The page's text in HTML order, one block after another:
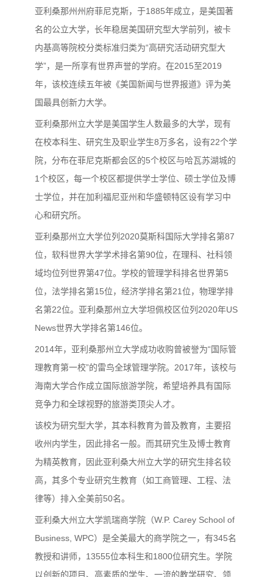
亚利桑那州州府菲尼克斯，于1885年成立，是美国著
名的公立大学，长年稳居美国研究型大学前列，被卡
内基高等院校分类标准归类为“高研究活动研究型大
学”，是一所享有世界声誉的学府。在2015至2019
年，该校连续五年被《美国新闻与世界报道》评为美
国最具创新力大学。
亚利桑那州立大学是美国学生人数最多的大学，现有
在校本科生、研究生及职业学生8万多名，设有22个学
院，分布在菲尼克斯都会区的5个校区与哈瓦苏湖城的
1个校区，每一个校区都提供学士学位、硕士学位及博
士学位，并在加利福尼亚州和华盛顿特区设有学习中
心和研究所。
亚利桑那州立大学位列2020莫斯科国际大学排名第87
位，软科世界大学学术排名第90位，在理科、社科领
域均位列世界第47位。学校的管理学科排名世界第5
位，法学排名第15位，经济学排名第21位，物理学排
名第22位。亚利桑那州立大学坦佩校区位列2020年US
News世界大学排名第146位。
2014年，亚利桑那州立大学成功收购曾被誉为“国际管
理教育第一校”的雷鸟全球管理学院。2017年，该校与
海南大学合作成立国际旅游学院，希望培养具有国际
竞争力和全球视野的旅游类顶尖人才。
该校为研究型大学，其本科教育为普及教育，主要招
收州内学生，因此排名一般。而其研究生及博士教育
为精英教育，因此亚利桑大州立大学的研究生排名较
高，其多个专业研究生教育（如工商管理、工程、法
律等）排入全美前50名。
亚利桑大州立大学凯瑞商学院（W.P. Carey School of
Business, WPC）是全美最大的商学院之一，有345名
教授和讲师，13555位本科生和1800位研究生。学院
以创新的项目、高素质的学生、一流的教学研究、领